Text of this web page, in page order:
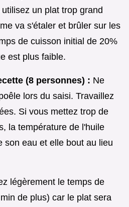
un plat trop grand
va s'étaler et brûler sur les
de cuisson initial de 20%
est plus faible.
(8 personnes) : Ne
lors du saisi. Travaillez
Si vous mettez trop de
la température de l'huile
son eau et elle bout au lieu
légèrement le temps de
de plus) car le plat sera